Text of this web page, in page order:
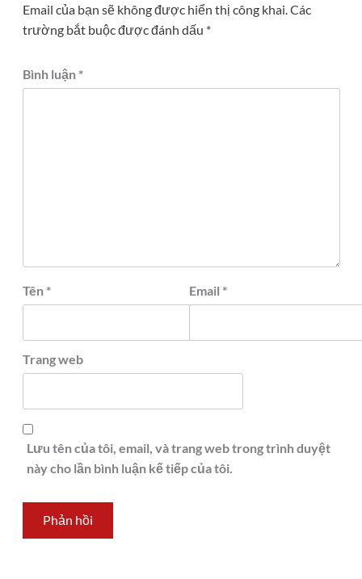
Email của bạn sẽ không được hiển thị công khai. Các
trường bắt buộc được đánh dấu *
Bình luận *
Tên * Email *
Trang web
Lưu tên của tôi, email, và trang web trong trình duyệt
này cho lần bình luận kế tiếp của tôi.